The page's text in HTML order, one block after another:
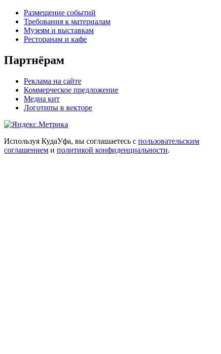
Размещение событий
Требования к материалам
Музеям и выставкам
Ресторанам и кафе
Партнёрам
Реклама на сайте
Коммерческое предложение
Медиа кит
Логотипы в векторе
Используя КудаУфа, вы соглашаетесь с пользовательским
соглашением и политикой конфиденциальности.